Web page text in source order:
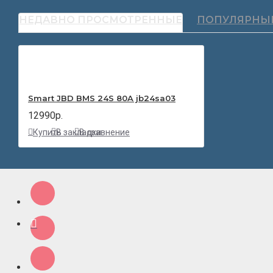
НЕДАВНО ПРОСМОТРЕННЫЕ
Smart JBD BMS 24S 80A jb24sa03
12990р.
КупитьВ закладкиВ сравнение